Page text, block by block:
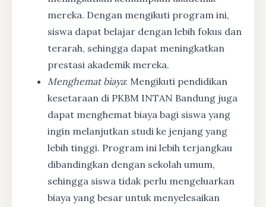
mereka. Dengan mengikuti program ini,
siswa dapat belajar dengan lebih fokus dan
terarah, sehingga dapat meningkatkan
prestasi akademik mereka.
Menghemat biaya: Mengikuti pendidikan
kesetaraan di PKBM INTAN Bandung juga
dapat menghemat biaya bagi siswa yang
ingin melanjutkan studi ke jenjang yang
lebih tinggi. Program ini lebih terjangkau
dibandingkan dengan sekolah umum,
sehingga siswa tidak perlu mengeluarkan
biaya yang besar untuk menyelesaikan